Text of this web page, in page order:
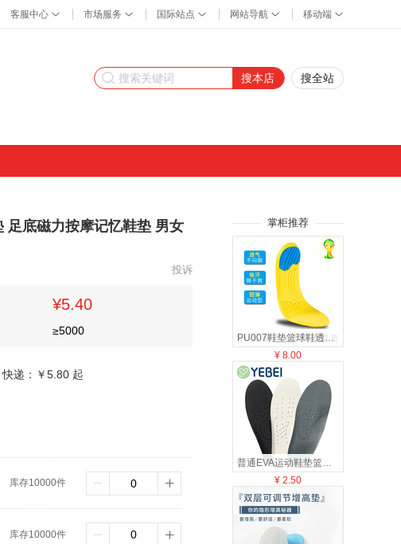
搜本店 搜全站
足底磁力按摩记忆鞋垫 男女
投诉
¥5.40
≥5000
快递： ￥5.80 起
库存10000件
库存10000件
掌柜推荐
PU007鞋垫篮球鞋透气久站脚舒适运动减震踩屎感运动高弹按摩舒适鞋垫适合四季和市场大部分鞋型高弹减震
¥ 8.00
普通EVA运动鞋垫篮球运动耐磨透气鞋垫潮流实惠可裁剪鞋垫舒适便捷多色实惠地摊运动批发
¥ 2.50